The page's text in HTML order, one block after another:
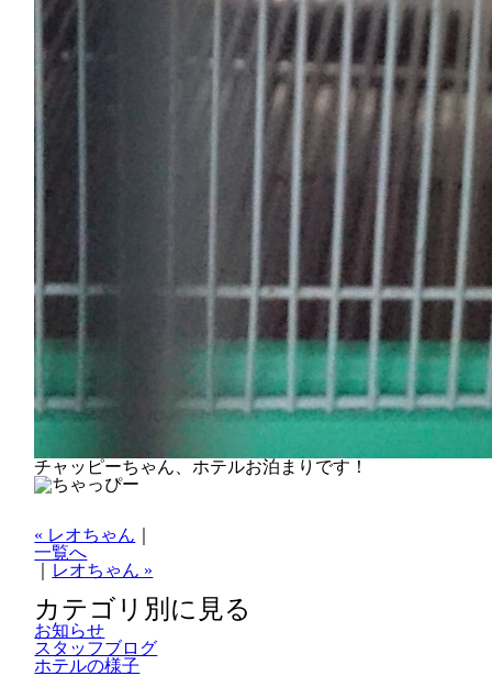
チャッピーちゃん、ホテルお泊まりです！
« レオちゃん
一覧へ
レオちゃん »
カテゴリ別に見る
お知らせ
スタッフブログ
ホテルの様子